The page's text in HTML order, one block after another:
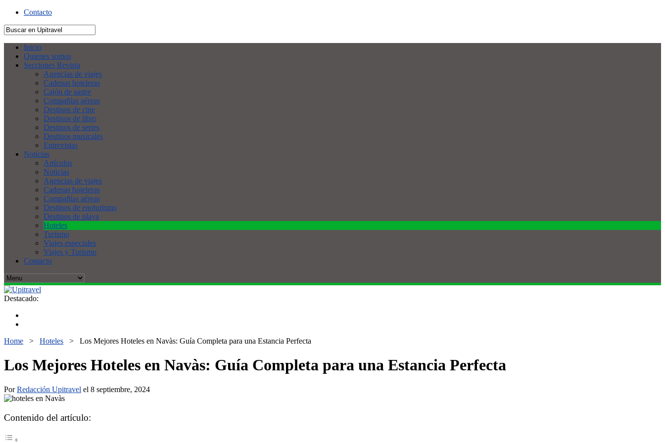
Contacto
Inicio
Quienes somos
Secciones Revista
Agencias de viajes
Cadenas hoteleras
Cajón de sastre
Compañías aéreas
Destinos de cine
Destinos de libro
Destinos de series
Destinos musicales
Entrevistas
Noticias
Artículos
Noticias
Agencias de viajes
Cadenas hoteleras
Compañías aéreas
Destinos de enoturismo
Destinos de playa
Hoteles
Turismo
Viajes especiales
Viajes y Turismo
Contacto
Destacado:
Home > Hoteles > Los Mejores Hoteles en Navàs: Guía Completa para una Estancia Perfecta
Los Mejores Hoteles en Navàs: Guía Completa para una Estancia Perfecta
PorRedacción Upitravel el 8 septiembre, 2024
Contenido del artículo: